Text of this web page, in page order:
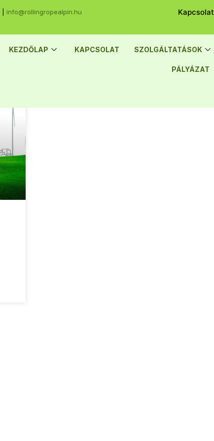
info@rollingropealpin.hu Kapcsolat
KEZDŐLAP KAPCSOLAT SZOLGÁLTATÁSOK
PÁLYÁZAT